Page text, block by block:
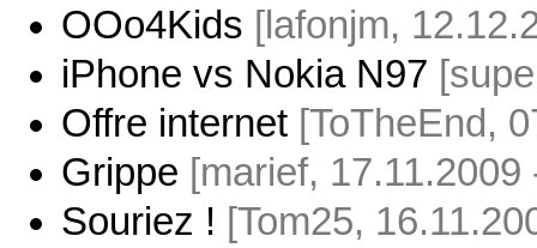
OOo4Kids [lafonjm,
iPhone vs Nokia N97
Offre internet [ToTheEnd,
Grippe [marief, 17.11.2009
Souriez ! [Tom25,